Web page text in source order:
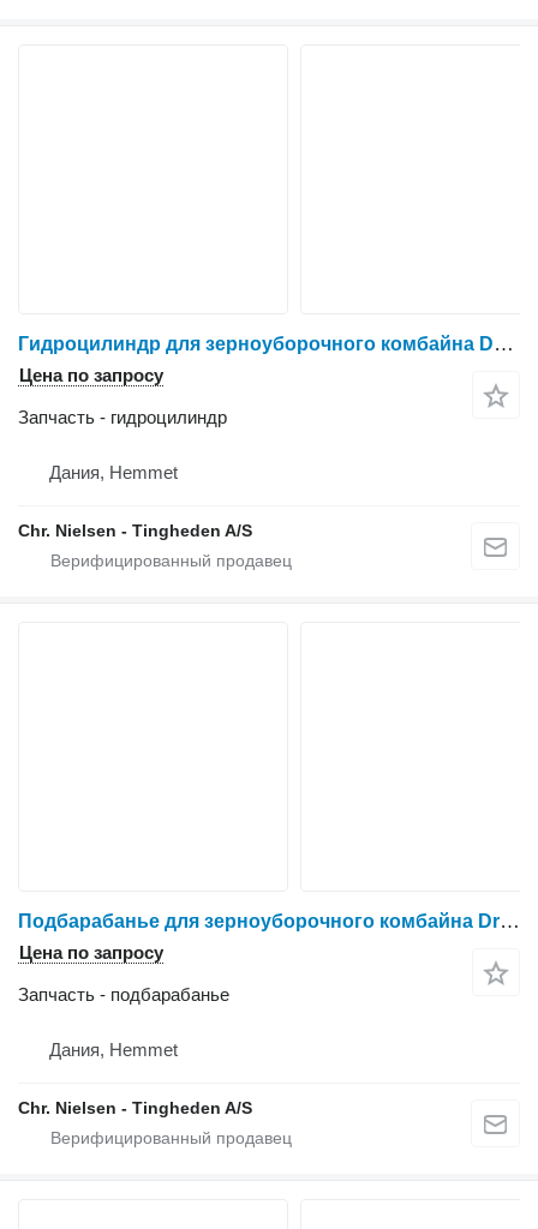
Гидроцилиндр для зерноуборочного комбайна Dronningborg D1650
Цена по запросу
Запчасть - гидроцилиндр
Дания, Hemmet
Chr. Nielsen - Tingheden A/S
Подбарабанье для зерноуборочного комбайна Dronningborg D1650
Цена по запросу
Запчасть - подбарабанье
Дания, Hemmet
Chr. Nielsen - Tingheden A/S